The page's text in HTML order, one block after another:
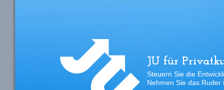
JU für
Steuern Sie die
Nehmen Sie das Ruder